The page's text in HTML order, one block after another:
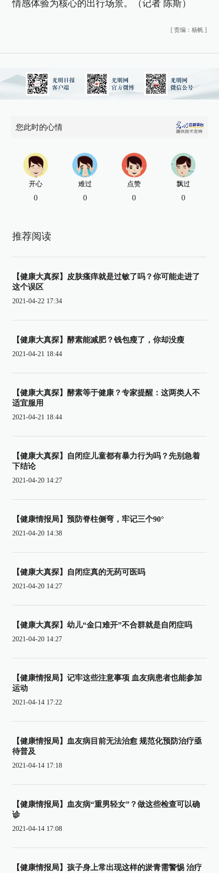
情感体验为核心的出行场景。（记者 陈斯）
[ 责编：杨帆 ]
您此时的心情
开心
0
难过
0
点赞
0
飘过
0
推荐阅读
【健康大真探】皮肤瘙痒就是过敏了吗？你可能走进了
这个误区
2021-04-22 17:34
【健康大真探】酵素能减肥？钱包瘦了，你却没瘦
2021-04-21 18:44
【健康大真探】酵素等于健康？专家提醒：这两类人不
适宜服用
2021-04-21 18:44
【健康大真探】自闭症儿童都有暴力行为吗？先别急着
下结论
2021-04-20 14:27
【健康情报局】预防脊柱侧弯，牢记三个90°
2021-04-20 14:38
【健康大真探】自闭症真的无药可医吗
2021-04-20 14:27
【健康大真探】幼儿“金口难开”不合群就是自闭症吗
2021-04-20 14:27
【健康情报局】记牢这些注意事项 血友病患者也能参加
运动
2021-04-14 17:22
【健康情报局】血友病目前无法治愈 规范化预防治疗亟
待普及
2021-04-14 17:18
【健康情报局】血友病“重男轻女”？做这些检查可以确
诊
2021-04-14 17:08
【健康情报局】孩子身上常出现这样的淤青需警惕 治疗